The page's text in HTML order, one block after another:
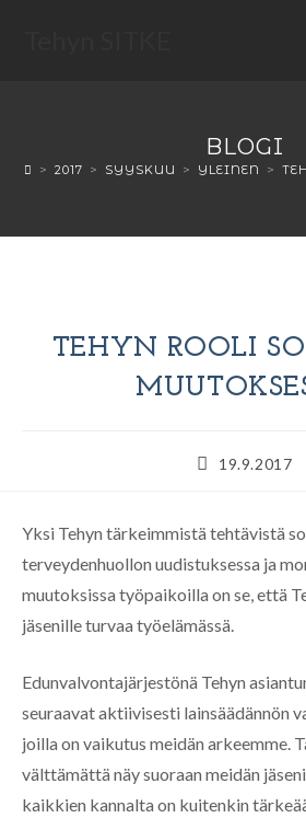
BLOGI
> 2017 > SYYSKUU > YLEINEN >
TEHYN ROOLI
19.9.2017
Yksi Tehyn tärkeimmistä tehtävistä
terveydenhuollon uudistuksessa ja
muutoksissa työpaikoilla on se, että
jäsenille turvaa työelämässä.
Edunvalvontajärjestönä Tehyn
seuraavat aktiivisesti lainsäädännön
joilla on vaikutus meidän arkeemme.
välttämättä näy suoraan meidän
kaikkien kannalta on kuitenkin